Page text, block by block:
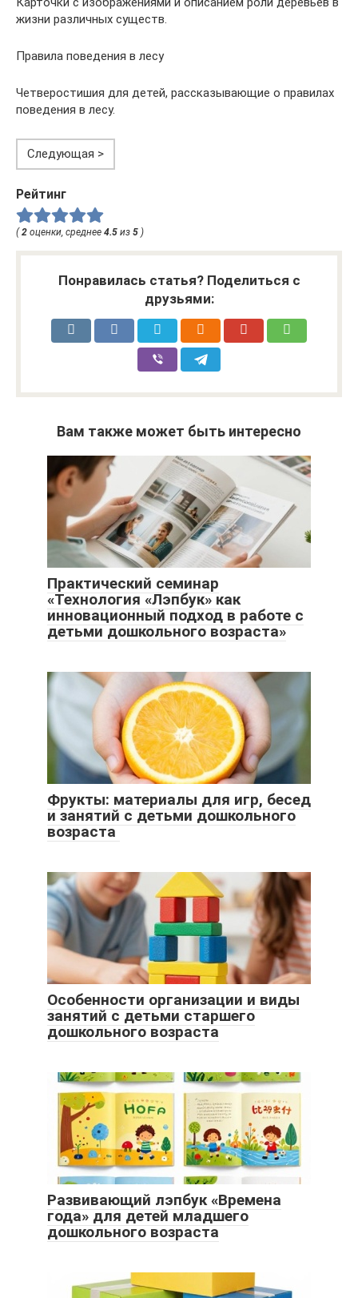
жизни различных существ.
Правила поведения в лесу
Четверостишия для детей, рассказывающие о правилах
поведения в лесу.
Следующая >
Рейтинг
(2 оценки, среднее 4.5 из 5 )
Понравилась статья? Поделиться с
друзьями:
Вам также может быть интересно
Практический семинар
«Технология «Лэпбук» как
инновационный подход в работе с
детьми дошкольного возраста»
Фрукты: материалы для игр, бесед
и занятий с детьми дошкольного
возраста
Особенности организации и виды
занятий с детьми старшего
дошкольного возраста
Развивающий лэпбук «Времена
года» для детей младшего
дошкольного возраста